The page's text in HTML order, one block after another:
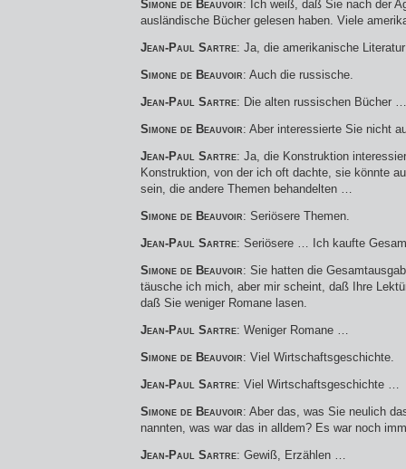
Simone de Beauvoir: Ich weiß, daß Sie nach der
ausländische Bücher gelesen haben. Viele
Jean-Paul Sartre: Ja, die amerikanische
Simone de Beauvoir: Auch die russische.
Jean-Paul Sartre: Die alten russischen Bücher …
Simone de Beauvoir: Aber interessierte Sie nicht
Jean-Paul Sartre: Ja, die Konstruktion
Konstruktion, von der ich oft dachte, sie könnte
sein, die andere Themen behandelten …
Simone de Beauvoir: Seriösere Themen.
Jean-Paul Sartre: Seriösere … Ich kaufte
Simone de Beauvoir: Sie hatten die
täusche ich mich, aber mir scheint, daß Ihre
daß Sie weniger Romane lasen.
Jean-Paul Sartre: Weniger Romane …
Simone de Beauvoir: Viel Wirtschaftsgeschichte.
Jean-Paul Sartre: Viel Wirtschaftsgeschichte …
Simone de Beauvoir: Aber das, was Sie neulich
nannten, was war das in alldem? Es war noch
Jean-Paul Sartre: Gewiß, Erzählen …